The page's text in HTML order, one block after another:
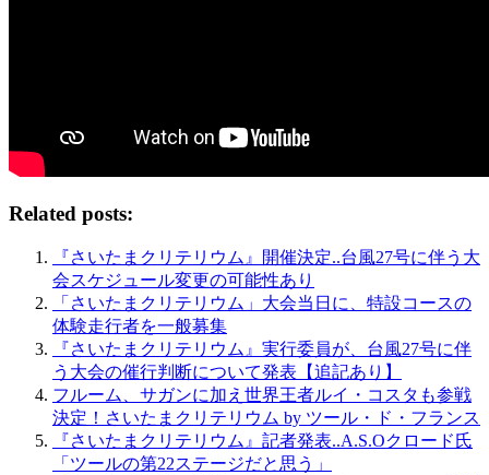
Related posts:
『さいたまクリテリウム』開催決定..台風27号に伴う大
会スケジュール変更の可能性あり
「さいたまクリテリウム」大会当日に、特設コースの
体験走行者を一般募集
『さいたまクリテリウム』実行委員が、台風27号に伴
う大会の催行判断について発表【追記あり】
フルーム、サガンに加え世界王者ルイ・コスタも参戦
決定！さいたまクリテリウム by ツール・ド・フランス
『さいたまクリテリウム』記者発表..A.S.Oクロード氏
「ツールの第22ステージだと思う」